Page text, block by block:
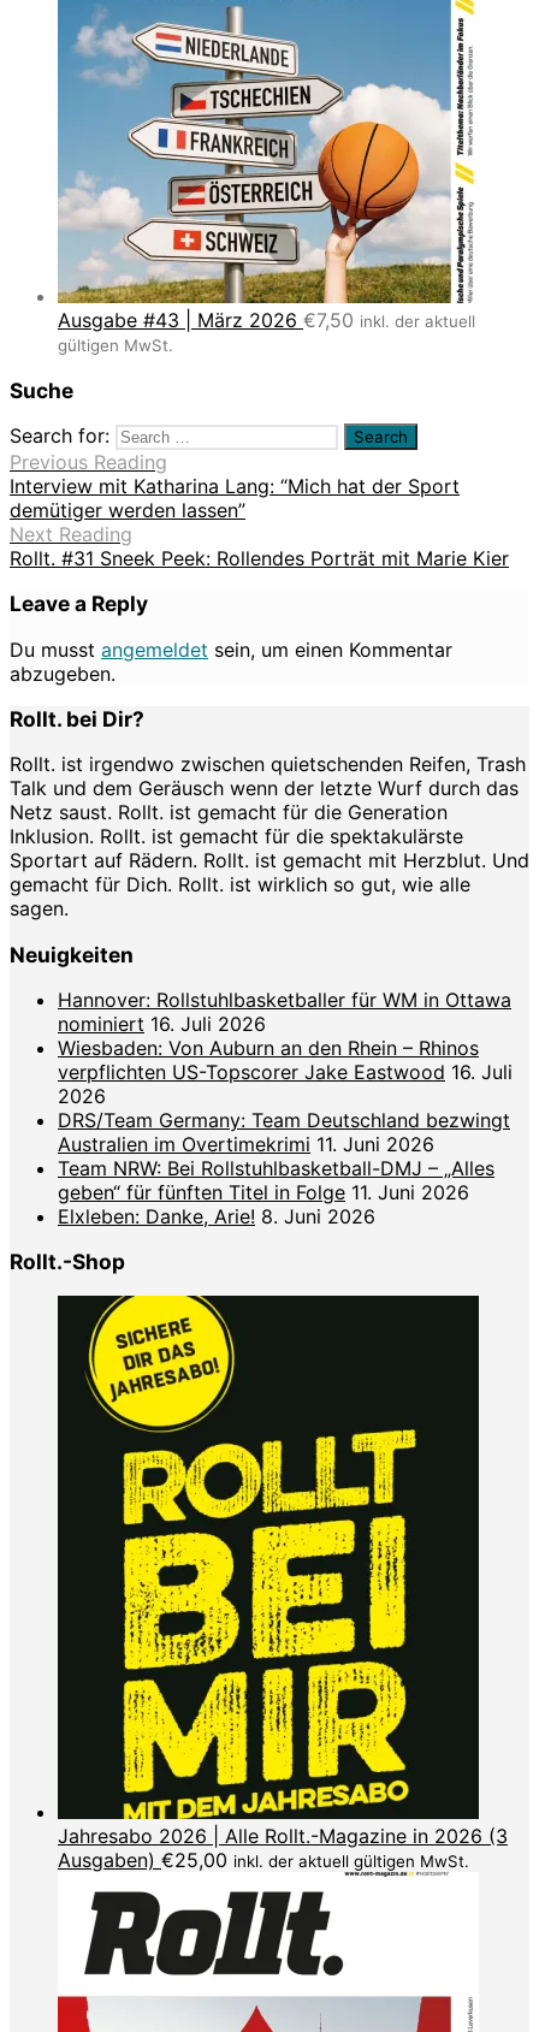
Ausgabe #43 | März 2026 €7,50 inkl. der aktuell
gültigen MwSt.
Suche
Search for:
Previous Reading
Interview mit Katharina Lang: “Mich hat der Sport
demütiger werden lassen”
Next Reading
Rollt. #31 Sneek Peek: Rollendes Porträt mit Marie Kier
Leave a Reply
Du musst angemeldet sein, um einen Kommentar
abzugeben.
Rollt. bei Dir?
Rollt. ist irgendwo zwischen quietschenden Reifen, Trash
Talk und dem Geräusch wenn der letzte Wurf durch das
Netz saust. Rollt. ist gemacht für die Generation
Inklusion. Rollt. ist gemacht für die spektakulärste
Sportart auf Rädern. Rollt. ist gemacht mit Herzblut. Und
gemacht für Dich. Rollt. ist wirklich so gut, wie alle
sagen.
Neuigkeiten
Hannover: Rollstuhlbasketballer für WM in Ottawa
nominiert 16. Juli 2026
Wiesbaden: Von Auburn an den Rhein – Rhinos
verpflichten US-Topscorer Jake Eastwood 16. Juli
2026
DRS/Team Germany: Team Deutschland bezwingt
Australien im Overtimekrimi 11. Juni 2026
Team NRW: Bei Rollstuhlbasketball-DMJ – „Alles
geben“ für fünften Titel in Folge 11. Juni 2026
Elxleben: Danke, Arie! 8. Juni 2026
Rollt.-Shop
Jahresabo 2026 | Alle Rollt.-Magazine in 2026 (3
Ausgaben) €25,00 inkl. der aktuell gültigen MwSt.